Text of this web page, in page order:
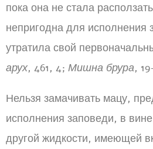
пока она не стала
непригодна для исполнения
утратила свой
арух, 461, 4; Мишна брура,
Нельзя замачивать мацу,
исполнения заповеди, в
другой жидкости, имеющей